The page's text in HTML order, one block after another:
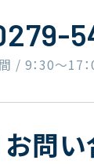
/ 9：30〜17：
お問